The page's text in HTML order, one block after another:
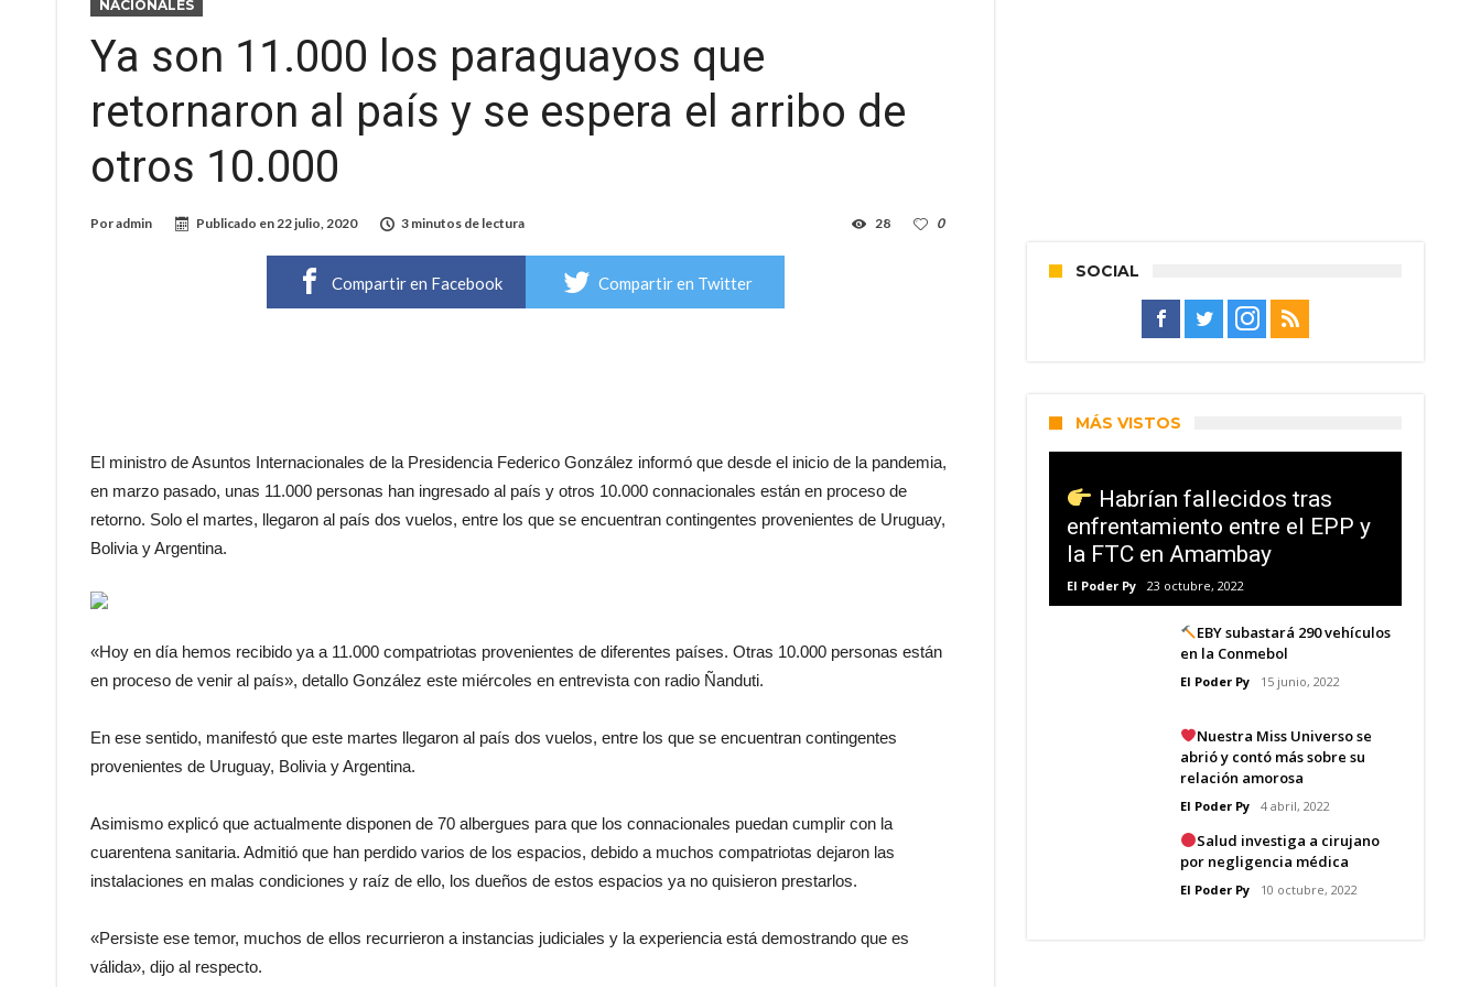
NACIONALES
Ya son 11.000 los paraguayos que
retornaron al país y se espera el arribo de
otros 10.000
Poradmin Publicado en22 julio, 2020 3 minutos de lectura 0
28
Compartir en Facebook Compartir en Twitter
El ministro de Asuntos Internacionales de la Presidencia Federico González informó que desde el inicio de la pandemia,
en marzo pasado, unas 11.000 personas han ingresado al país y otros 10.000 connacionales están en proceso de
retorno. Solo el martes, llegaron al país dos vuelos, entre los que se encuentran contingentes provenientes de Uruguay,
Bolivia y Argentina.
«Hoy en día hemos recibido ya a 11.000 compatriotas provenientes de diferentes países. Otras 10.000 personas están
en proceso de venir al país», detallo González este miércoles en entrevista con radio Ñanduti.
En ese sentido, manifestó que este martes llegaron al país dos vuelos, entre los que se encuentran contingentes
provenientes de Uruguay, Bolivia y Argentina.
Asimismo explicó que actualmente disponen de 70 albergues para que los connacionales puedan cumplir con la
cuarentena sanitaria. Admitió que han perdido varios de los espacios, debido a muchos compatriotas dejaron las
instalaciones en malas condiciones y raíz de ello, los dueños de estos espacios ya no quisieron prestarlos.
«Persiste ese temor, muchos de ellos recurrieron a instancias judiciales y la experiencia está demostrando que es
válida», dijo al respecto.
SOCIAL
MÁS VISTOS
Habrían fallecidos tras
enfrentamiento entre el EPP y
la FTC en Amambay
El Poder Py 23 octubre, 2022
EBY subastará 290 vehículos
en la Conmebol
El Poder Py 15 junio, 2022
Nuestra Miss Universo se
abrió y contó más sobre su
relación amorosa
El Poder Py 4 abril, 2022
Salud investiga a cirujano
por negligencia médica
El Poder Py 10 octubre, 2022